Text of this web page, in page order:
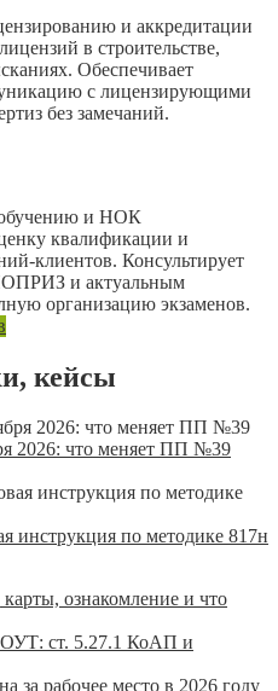
и аккредитации
в строительстве,
Обеспечивает
с лицензирующими
без замечаний.
и НОК
квалификации и
клиентов. Консультирует
и актуальным
организацию экзаменов.
кейсы
2026: что меняет ПП №39
инструкция по методике 817н
ознакомление и что
ст. 5.27.1 КоАП и
за рабочее место в 2026 году